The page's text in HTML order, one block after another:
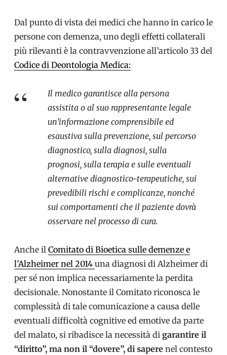
Dal punto di vista dei medici che hanno in carico le
persone con demenza, uno degli effetti collaterali
più rilevanti è la contravvenzione all’articolo 33 del
Codice di Deontologia Medica:
Il medico garantisce alla persona
assistita o al suo rappresentante legale
un’informazione comprensibile ed
esaustiva sulla prevenzione, sul percorso
diagnostico, sulla diagnosi, sulla
prognosi, sulla terapia e sulle eventuali
alternative diagnostico-terapeutiche, sui
prevedibili rischi e complicanze, nonché
sui comportamenti che il paziente dovrà
osservare nel processo di cura.
Anche il Comitato di Bioetica sulle demenze e
l’Alzheimer nel 2014 una diagnosi di Alzheimer di
per sé non implica necessariamente la perdita
decisionale. Nonostante il Comitato riconosca le
complessità di tale comunicazione a causa delle
eventuali difficoltà cognitive ed emotive da parte
del malato, si ribadisce la necessità di garantire il
“diritto”, ma non il “dovere”, di sapere nel contesto